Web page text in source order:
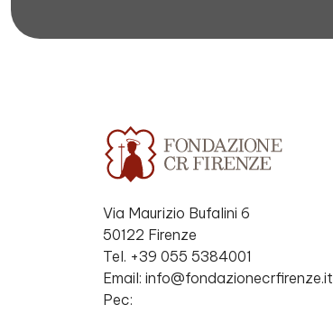
Via Maurizio Bufalini 6
50122 Firenze
Tel. +39 055 5384001
Email: info@fondazionecrfirenze.it
Pec: